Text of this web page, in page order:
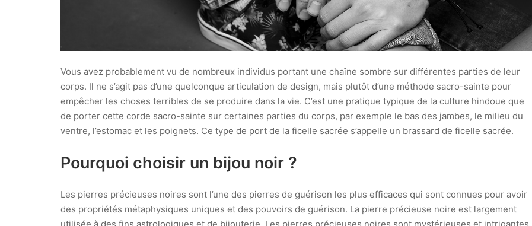
Vous avez probablement vu de nombreux individus portant une chaîne sombre sur différentes parties de leur
corps. Il ne s’agit pas d’une quelconque articulation de design, mais plutôt d’une méthode sacro-sainte pour
empêcher les choses terribles de se produire dans la vie. C’est une pratique typique de la culture hindoue que
de porter cette corde sacro-sainte sur certaines parties du corps, par exemple le bas des jambes, le milieu du
ventre, l’estomac et les poignets. Ce type de port de la ficelle sacrée s’appelle un brassard de ficelle sacrée.
Pourquoi choisir un bijou noir ?
Les pierres précieuses noires sont l’une des pierres de guérison les plus efficaces qui sont connues pour avoir
des propriétés métaphysiques uniques et des pouvoirs de guérison. La pierre précieuse noire est largement